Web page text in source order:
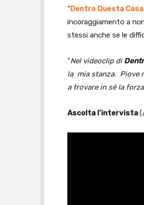
“Dentro Questa Casa
incoraggiamento a
stessi anche se le
“Nel videoclip di
la mia stanza. Piove
a trovare in sé la
Ascolta l’intervista(